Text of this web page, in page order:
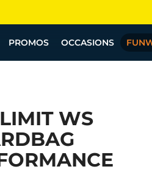
etc...
s’aligne !
PROMOS OCCASIONS
WS